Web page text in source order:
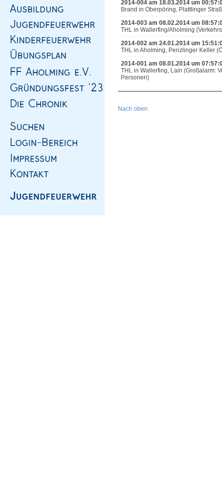
2014-004 am 18.03.2014 um
Brand in Oberpöring, Plattlinger
2014-003 am 08.02.2014 um
THL in Wallerfing/Aholming
2014-002 am 24.01.2014 um
THL in Aholming, Penzlinger Keller
2014-001 am 08.01.2014 um
THL in Wallerfing, Lain (Großalarm:
Personen)
Nach oben